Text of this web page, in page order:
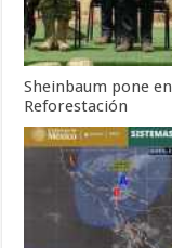
Sheinbaum pone
Reforestación